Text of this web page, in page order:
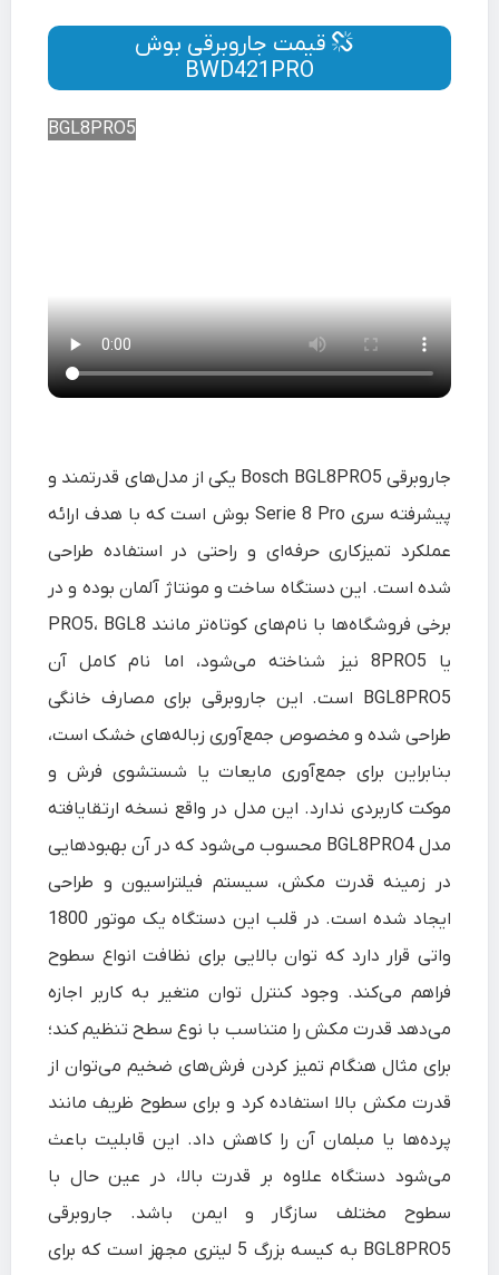
قیمت جاروبرقی بوش
BWD421PRO
BGL8PRO5
جاروبرقی Bosch BGL8PRO5 یکی از مدل‌های قدرتمند و
پیشرفته سری Serie 8 Pro بوش است که با هدف ارائه
عملکرد تمیزکاری حرفه‌ای و راحتی در استفاده طراحی
شده است. این دستگاه ساخت و مونتاژ آلمان بوده و در
برخی فروشگاه‌ها با نام‌های کوتاه‌تر مانند PRO5، BGL8
یا 8PRO5 نیز شناخته می‌شود، اما نام کامل آن
BGL8PRO5 است. این جاروبرقی برای مصارف خانگی
طراحی شده و مخصوص جمع‌آوری زباله‌های خشک است،
بنابراین برای جمع‌آوری مایعات یا شستشوی فرش و
موکت کاربردی ندارد. این مدل در واقع نسخه ارتقایافته
مدل BGL8PRO4 محسوب می‌شود که در آن بهبودهایی
در زمینه قدرت مکش، سیستم فیلتراسیون و طراحی
ایجاد شده است. در قلب این دستگاه یک موتور 1800
واتی قرار دارد که توان بالایی برای نظافت انواع سطوح
فراهم می‌کند. وجود کنترل توان متغیر به کاربر اجازه
می‌دهد قدرت مکش را متناسب با نوع سطح تنظیم کند؛
برای مثال هنگام تمیز کردن فرش‌های ضخیم می‌توان از
قدرت مکش بالا استفاده کرد و برای سطوح ظریف مانند
پرده‌ها یا مبلمان آن را کاهش داد. این قابلیت باعث
می‌شود دستگاه علاوه بر قدرت بالا، در عین حال با
سطوح مختلف سازگار و ایمن باشد. جاروبرقی
BGL8PRO5 به کیسه بزرگ 5 لیتری مجهز است که برای